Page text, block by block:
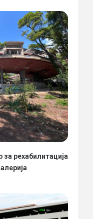
рехабилитација